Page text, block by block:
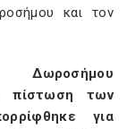
και τον
Δωροσήμου
πίστωση των
για